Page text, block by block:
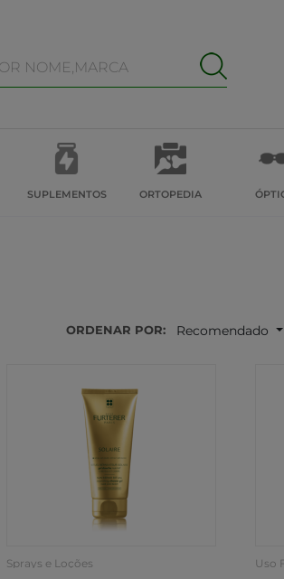
SUPLEMENTOS ORTOPEDIA
ORDENAR POR: Recomendado
Sprays e Loções Uso